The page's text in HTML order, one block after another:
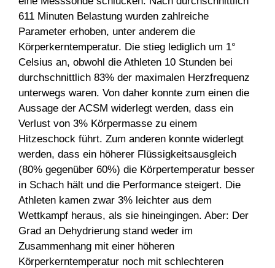
611 Minuten Belastung wurden zahlreiche
Parameter erhoben, unter anderem die
Körperkerntemperatur. Die stieg lediglich um 1°
Celsius an, obwohl die Athleten 10 Stunden bei
durchschnittlich 83% der maximalen Herzfrequenz
unterwegs waren. Von daher konnte zum einen die
Aussage der ACSM widerlegt werden, dass ein
Verlust von 3% Körpermasse zu einem
Hitzeschock führt. Zum anderen konnte widerlegt
werden, dass ein höherer Flüssigkeitsausgleich
(80% gegenüber 60%) die Körpertemperatur besser
in Schach hält und die Performance steigert. Die
Athleten kamen zwar 3% leichter aus dem
Wettkampf heraus, als sie hineingingen. Aber: Der
Grad an Dehydrierung stand weder im
Zusammenhang mit einer höheren
Körperkerntemperatur noch mit schlechteren